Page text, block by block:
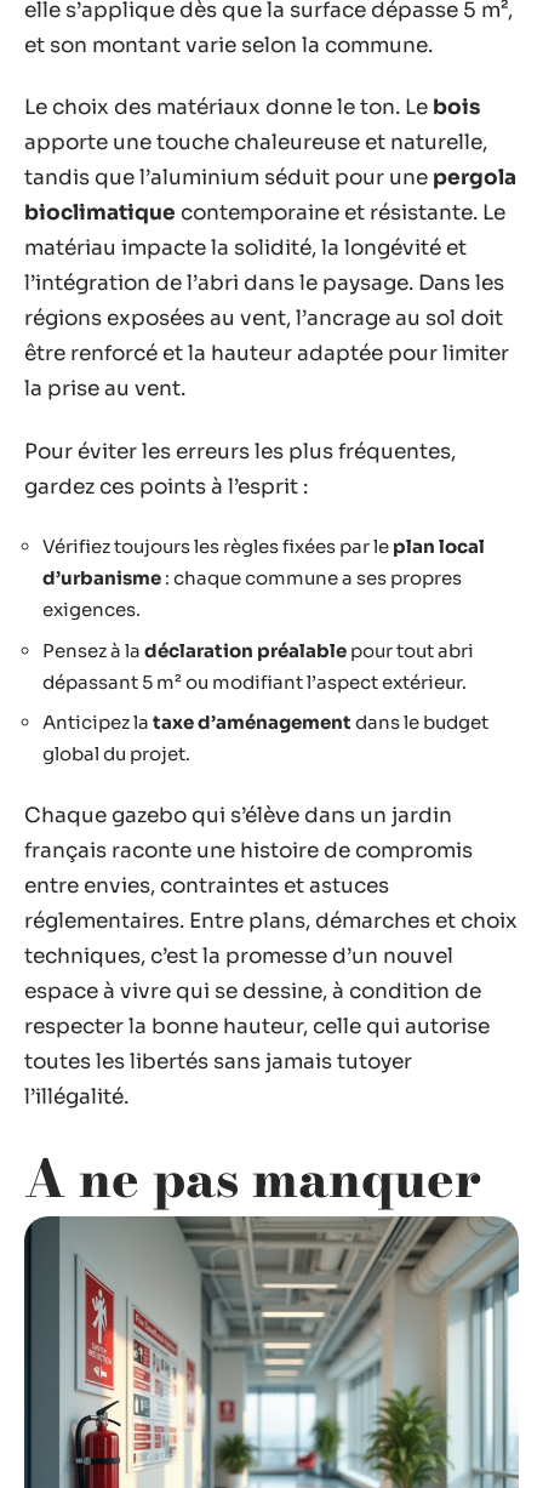
elle s’applique dès que la surface dépasse 5 m²,
et son montant varie selon la commune.
Le choix des matériaux donne le ton. Le bois
apporte une touche chaleureuse et naturelle,
tandis que l’aluminium séduit pour une pergola
bioclimatique contemporaine et résistante. Le
matériau impacte la solidité, la longévité et
l’intégration de l’abri dans le paysage. Dans les
régions exposées au vent, l’ancrage au sol doit
être renforcé et la hauteur adaptée pour limiter
la prise au vent.
Pour éviter les erreurs les plus fréquentes,
gardez ces points à l’esprit :
Vérifiez toujours les règles fixées par le plan local
d’urbanisme : chaque commune a ses propres
exigences.
Pensez à la déclaration préalable pour tout abri
dépassant 5 m² ou modifiant l’aspect extérieur.
Anticipez la taxe d’aménagement dans le budget
global du projet.
Chaque gazebo qui s’élève dans un jardin
français raconte une histoire de compromis
entre envies, contraintes et astuces
réglementaires. Entre plans, démarches et choix
techniques, c’est la promesse d’un nouvel
espace à vivre qui se dessine, à condition de
respecter la bonne hauteur, celle qui autorise
toutes les libertés sans jamais tutoyer
l’illégalité.
A ne pas manquer